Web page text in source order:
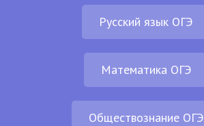
Русский язык ОГЭ
Математика ОГЭ
Обществознание ОГЭ